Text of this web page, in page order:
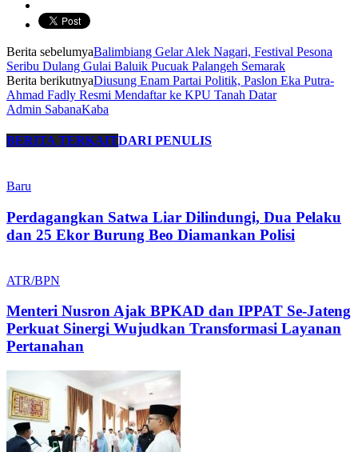
Berita sebelumyaBalimbiang Gelar Alek Nagari, Festival Pesona
Seribu Dulang Gulai Baluik Pucuak Palangeh Semarak
Berita berikutnyaDiusung Enam Partai Politik, Paslon Eka Putra-
Ahmad Fadly Resmi Mendaftar ke KPU Tanah Datar
Admin SabanaKaba
BERITA TERKAITDARI PENULIS
Baru
Perdagangkan Satwa Liar Dilindungi, Dua Pelaku
dan 25 Ekor Burung Beo Diamankan Polisi
ATR/BPN
Menteri Nusron Ajak BPKAD dan IPPAT Se-Jateng
Perkuat Sinergi Wujudkan Transformasi Layanan
Pertanahan